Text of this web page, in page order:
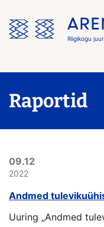
menüü
vahele
Riigikogu
Raportid
09.12
2022
Andmed
Uuring „Andmed